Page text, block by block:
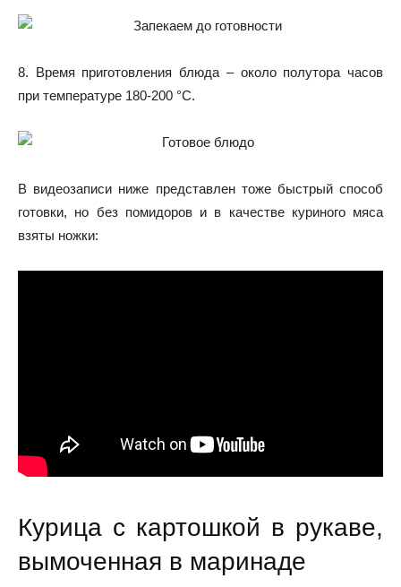
8. Время приготовления блюда – около полутора часов
при температуре 180-200 °С.
В видеозаписи ниже представлен тоже быстрый способ
готовки, но без помидоров и в качестве куриного мяса
взяты ножки:
Курица с картошкой в рукаве,
вымоченная в маринаде